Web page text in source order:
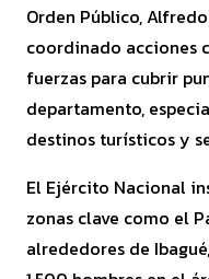
Orden Público,
coordinado acciones
fuerzas para cubrir
departamento,
destinos turísticos y
El Ejército Nacional
zonas clave como el
alrededores de